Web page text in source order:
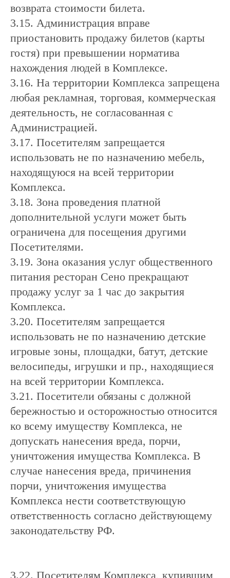
возврата стоимости билета.
3.15. Администрация вправе
приостановить продажу билетов (карты
гостя) при превышении норматива
нахождения людей в Комплексе.
3.16. На территории Комплекса запрещена
любая рекламная, торговая, коммерческая
деятельность, не согласованная с
Администрацией.
3.17. Посетителям запрещается
использовать не по назначению мебель,
находящуюся на всей территории
Комплекса.
3.18. Зона проведения платной
дополнительной услуги может быть
ограничена для посещения другими
Посетителями.
3.19. Зона оказания услуг общественного
питания ресторан Сено прекращают
продажу услуг за 1 час до закрытия
Комплекса.
3.20. Посетителям запрещается
использовать не по назначению детские
игровые зоны, площадки, батут, детские
велосипеды, игрушки и пр., находящиеся
на всей территории Комплекса.
3.21. Посетители обязаны с должной
бережностью и осторожностью относится
ко всему имуществу Комплекса, не
допускать нанесения вреда, порчи,
уничтожения имущества Комплекса. В
случае нанесения вреда, причинения
порчи, уничтожения имущества
Комплекса нести соответствующую
ответственность согласно действующему
законодательству РФ.
3.22. Посетителям Комплекса, купившим